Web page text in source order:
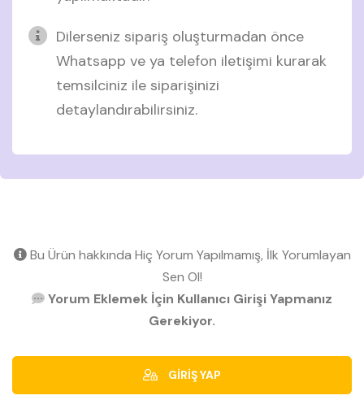
Dilerseniz sipariş oluşturmadan önce
Whatsapp ve ya telefon iletişimi kurarak
temsilciniz ile siparişinizi
detaylandırabilirsiniz.
Bu Ürün hakkında Hiç Yorum Yapılmamış, İlk Yorumlayan
Sen Ol!
Yorum Eklemek İçin Kullanıcı Girişi Yapmanız
Gerekiyor.
GİRİŞ YAP